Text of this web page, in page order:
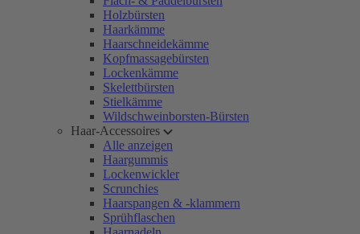
Holzbürsten
Haarkämme
Haarschneidekämme
Kopfmassagebürsten
Lockenkämme
Skelettbürsten
Stielkämme
Wildschweinborsten-Bürsten
Haar-Accessoires
Alle anzeigen
Haargummis
Lockenwickler
Scrunchies
Haarspangen & -klammern
Sprühflaschen